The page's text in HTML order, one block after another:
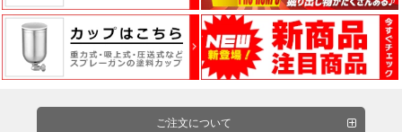
ブ
ス・
ご注文について